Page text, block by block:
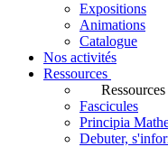
Expositions
Animations
Catalogue
Nos activités
Ressources
Ressources
Fascicules
Principia
Debuter,